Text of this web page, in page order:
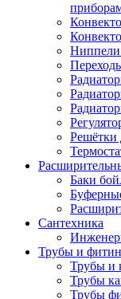
Ниппели
Решётки
Баки
Сантехника
Трубы и
Трубы и
Трубы
Трубы